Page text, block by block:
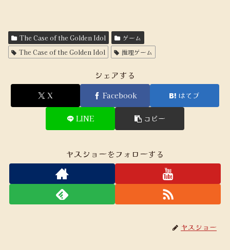
The Case of the Golden Idol
ゲーム
The Case of the Golden Idol
推理ゲーム
シェアする
X Facebook はてブ
LINE コピー
ヤスショーをフォローする
ヤスショー